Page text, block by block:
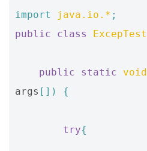
import java.io.* ;
public
class ExcepTest
public static void
args []) {
try{